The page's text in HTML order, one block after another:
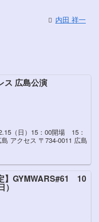
内田 祥一
ス 広島公演
（日）15：00開場 15：
アクセス 〒734-0011 広島
】GYMWARS#61 10